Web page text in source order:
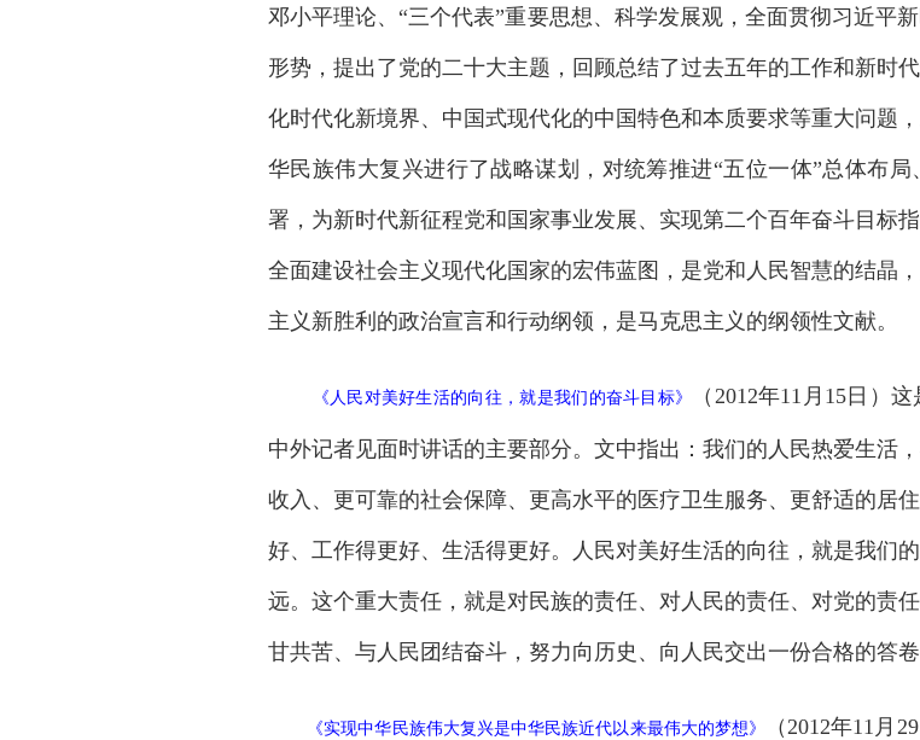
邓小平理论、“三个代表”重要思想、科学发展观，全面贯彻习近平
形势，提出了党的二十大主题，回顾总结了过去五年的工作和新时
化时代化新境界、中国式现代化的中国特色和本质要求等重大问题
华民族伟大复兴进行了战略谋划，对统筹推进“五位一体”总体布
署，为新时代新征程党和国家事业发展、实现第二个百年奋斗目标
全面建设社会主义现代化国家的宏伟蓝图，是党和人民智慧的结晶
主义新胜利的政治宣言和行动纲领，是马克思主义的纲领性文献。
《 人民对美好生活的向往，就是我们的奋斗目标》 （2012年11月15日）
中外记者见面时讲话的主要部分。文中指出：我们的人民热爱生活
收入、更可靠的社会保障、更高水平的医疗卫生服务、更舒适的居
好、工作得更好、生活得更好。人民对美好生活的向往，就是我们
远。这个重大责任，就是对民族的责任、对人民的责任、对党的责
甘共苦、与人民团结奋斗，努力向历史、向人民交出一份合格的答卷
《实现中华民族伟大复兴是中华民族近代以来最伟大的梦想》 （2012年11月